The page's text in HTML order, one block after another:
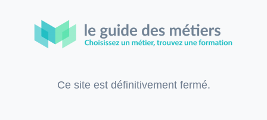
Ce site est définitivement fermé.